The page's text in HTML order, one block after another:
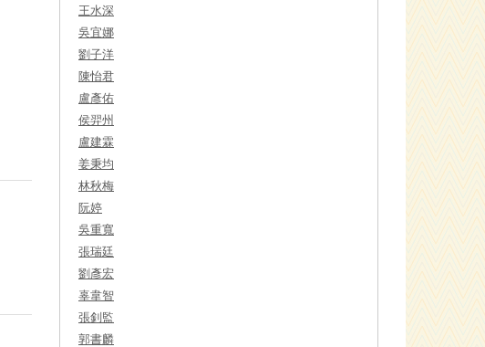
王水深
吳宜娜
劉子洋
陳怡君
盧彥佑
侯羿州
盧建霖
姜秉均
林秋梅
阮婷
吳重寬
張瑞廷
劉彥宏
辜韋智
張釗監
郭書麟